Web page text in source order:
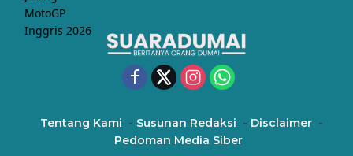
Tentang Kami Susunan Redaksi
Disclaimer
Pedoman Media Siber